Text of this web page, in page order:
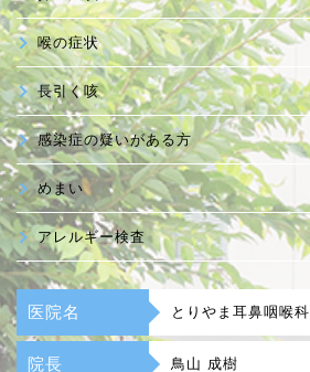
喉の症状
長引く咳
感染症の疑いがある方
めまい
アレルギー検査
医院名 とりやま耳鼻咽喉科
院長 鳥山 成樹